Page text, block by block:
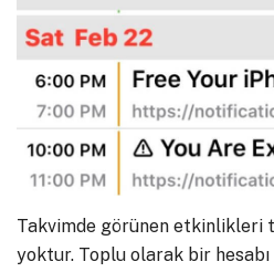
Takvimde görünen etkinlikleri
yoktur. Toplu olarak bir